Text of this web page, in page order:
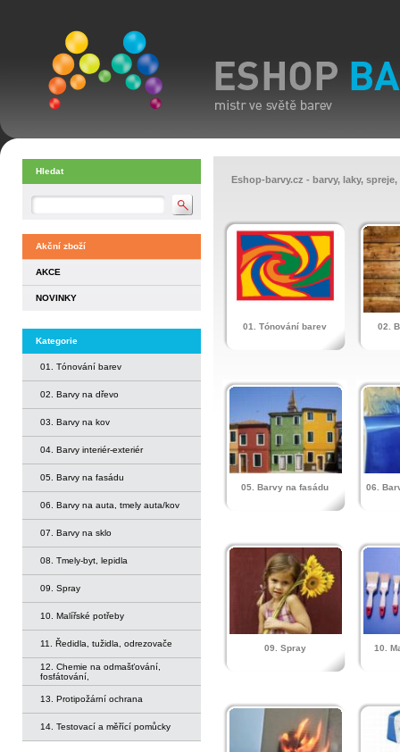
Hledat
Akční zboží
AKCE
NOVINKY
Kategorie
01. Tónování barev
02. Barvy na dřevo
03. Barvy na kov
04. Barvy interiér-exteriér
05. Barvy na fasádu
06. Barvy na auta, tmely auta/kov
07. Barvy na sklo
08. Tmely-byt, lepidla
09. Spray
10. Malířské potřeby
11. Ředidla, tužidla, odrezovače
12. Chemie na odmašťování,
fosfátování,
13. Protipožární ochrana
14. Testovací a měřící pomůcky
Eshop-barvy.cz - barvy, laky,
01. Tónování barev 02.
05. Barvy na fasádu 06.
09. Spray 10.